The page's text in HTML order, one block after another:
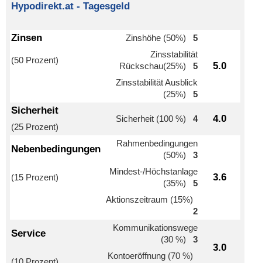
Hypodirekt.at - Tagesgeld
Zinsen Zinshöhe (50%) 5
5.0
(50 Prozent)
Zinsstabilität
Rückschau(25%) 5
Zinsstabilität Ausblick
(25%) 5
Sicherheit
Sicherheit (100 %) 4 4.0
(25 Prozent)
Nebenbedingungen
Rahmenbedingungen
(50%) 3
3.6
(15 Prozent)
Mindest-/Höchstanlage
(35%) 5
Aktionszeitraum (15%)
2
Service
Kommunikationswege
(30 %) 3
3.0
Kontoeröffnung (70 %)